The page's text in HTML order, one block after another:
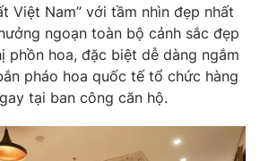
Việt Nam” với tầm nhìn đẹp nhất
ngoạn toàn bộ cảnh sắc đẹp
phồn hoa, đặc biệt dễ dàng ngắm
pháo hoa quốc tế tổ chức hàng
tại ban công căn hộ.